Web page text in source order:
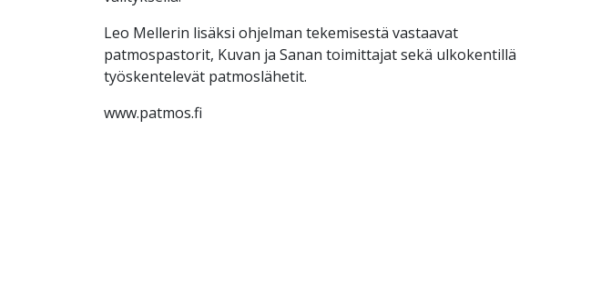
Leo Mellerin lisäksi ohjelman tekemisestä vastaavat
patmospastorit, Kuvan ja Sanan toimittajat sekä ulkokentillä
työskentelevät patmoslähetit.
www.patmos.fi